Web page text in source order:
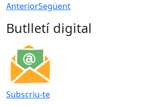
AnteriorSegüent
Butlletí digital
Subscriu-te